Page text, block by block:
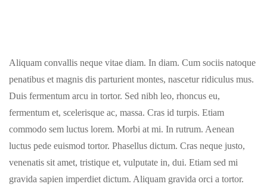
Aliquam convallis neque vitae diam. In diam. Cum sociis natoque
penatibus et magnis dis parturient montes, nascetur ridiculus mus.
Duis fermentum arcu in tortor. Sed nibh leo, rhoncus eu,
fermentum et, scelerisque ac, massa. Cras id turpis. Etiam
commodo sem luctus lorem. Morbi at mi. In rutrum. Aenean
luctus pede euismod tortor. Phasellus dictum. Cras neque justo,
venenatis sit amet, tristique et, vulputate in, dui. Etiam sed mi
gravida sapien imperdiet dictum. Aliquam gravida orci a tortor.